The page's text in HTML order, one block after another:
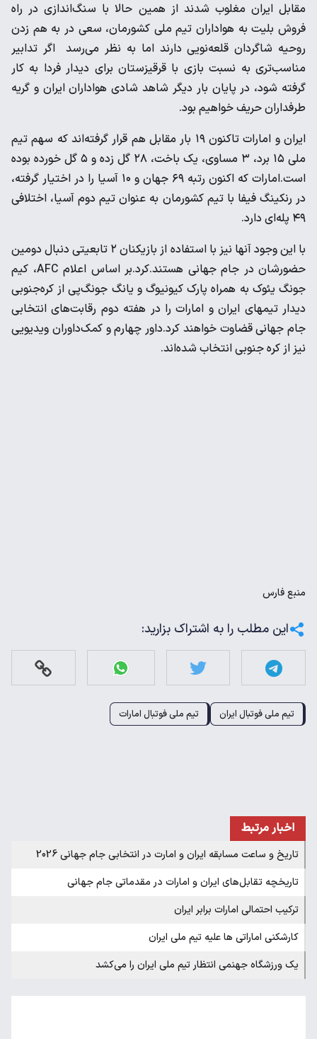
مقابل ایران مغلوب شدند از همین حالا با سنگ‌اندازی در راه
فروش بلیت به هواداران تیم ملی کشورمان، سعی در به هم زدن
روحیه شاگردان قلعه‌نویی دارند اما به نظر می‌رسد اگر تدابیر
مناسب‌تری به نسبت بازی با قرقیزستان برای دیدار فردا به کار
گرفته شود، در پایان بار دیگر شاهد شادی هواداران ایران و گریه
طرفداران حریف خواهیم بود.
ایران و امارات تاکنون ۱۹ بار مقابل هم قرار گرفته‌اند که سهم تیم
ملی ۱۵ برد، ۳ مساوی، یک باخت، ۲۸ گل زده و ۵ گل خورده بوده
است.امارات که اکنون رتبه ۶۹ جهان و ۱۰ آسیا را در اختیار گرفته،
در رنکینگ فیفا با تیم کشورمان به عنوان تیم دوم آسیا، اختلافی
۴۹ پله‌ای دارد.
با این وجود آنها نیز با استفاده از بازیکنان ۲ تابعیتی دنبال دومین
حضورشان در جام جهانی هستند.کرد.بر اساس اعلام AFC، کیم
جونگ یئوک به همراه پارک کیونیوگ و یانگ جونگ‌پی از کره‌جنوبی
دیدار تیمهای ایران و امارات را در هفته دوم رقابت‌های انتخابی
جام جهانی قضاوت خواهند کرد.داور چهارم و کمک‌داوران ویدیویی
نیز از کره جنوبی انتخاب شده‌اند.
منبعفارس
این مطلب را به اشتراک بزارید:
تیم ملی فوتبال ایران تیم ملی فوتبال امارات
اخبار مرتبط
تاریخ و ساعت مسابقه ایران و امارت در انتخابی جام جهانی 2026
تاریخچه تقابل‌های ایران و امارات در مقدماتی جام جهانی
ترکیب احتمالی امارات برابر ایران
کارشکنی اماراتی ها علیه تیم ملی ایران
یک ورزشگاه جهنمی انتظار تیم ملی ایران را می‌کشد